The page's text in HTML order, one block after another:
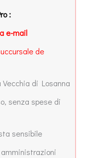
:
e-mail
de
di Losanna
senza spese di
sensibile